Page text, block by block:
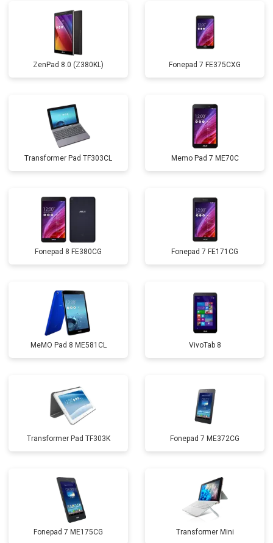
ZenPad 8.0 (Z380KL) Fonepad 7 FE375CXG
Transformer Pad TF303CL Memo Pad 7 ME70C
Fonepad 8 FE380CG Fonepad 7 FE171CG
MeMO Pad 8 ME581CL VivoTab 8
Transformer Pad TF303K Fonepad 7 ME372CG
Fonepad 7 ME175CG Transformer Mini